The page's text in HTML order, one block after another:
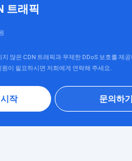
트래픽
않은 CDN 트래픽과 무제한 DDoS 보호를 제
이 필요하시면 저희에게 연락해 주세요.
작 문의하기